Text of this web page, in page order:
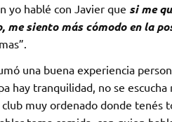
yo hablé con Javier que si me
siento más cómodo en la
una buena experiencia
hay tranquilidad, no se escucha
muy ordenado donde tenés